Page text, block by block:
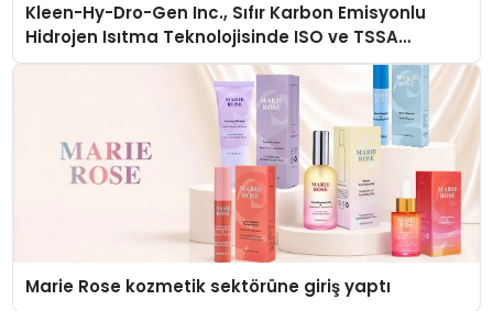
Kleen-Hy-Dro-Gen Inc., Sıfır Karbon Emisyonlu
Hidrojen Isıtma Teknolojisinde ISO ve TSSA
Düzenleyici Onaylarını Aldı
Marie Rose kozmetik sektörüne giriş yaptı